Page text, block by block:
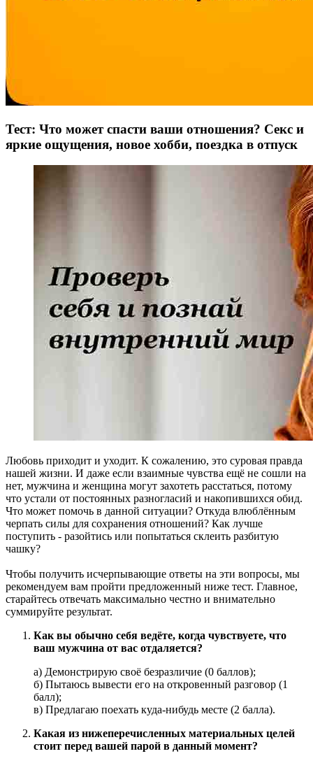
Тест: Что может спасти ваши отношения? Секс и
яркие ощущения, новое хобби, поездка в отпуск
Любовь приходит и уходит. К сожалению, это суровая правда
нашей жизни. И даже если взаимные чувства ещё не сошли на
нет, мужчина и женщина могут захотеть расстаться, потому
что устали от постоянных разногласий и накопившихся обид.
Что может помочь в данной ситуации? Откуда влюблённым
черпать силы для сохранения отношений? Как лучше
поступить - разойтись или попытаться склеить разбитую
чашку?
Чтобы получить исчерпывающие ответы на эти вопросы, мы
рекомендуем вам пройти предложенный ниже тест. Главное,
старайтесь отвечать максимально честно и внимательно
суммируйте результат.
Как вы обычно себя ведёте, когда чувствуете, что
ваш мужчина от вас отдаляется?
а) Демонстрирую своё безразличие (0 баллов);
б) Пытаюсь вывести его на откровенный разговор (1
балл);
в) Предлагаю поехать куда-нибудь месте (2 балла).
Какая из нижеперечисленных материальных целей
стоит перед вашей парой в данный момент?